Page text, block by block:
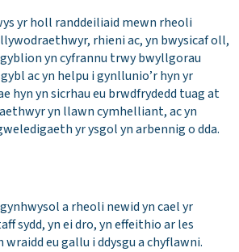
yr holl randdeiliaid mewn rheoli
rhieni ac, yn bwysicaf oll,
yn cyfrannu trwy bwyllgorau
ac yn helpu i gynllunio’r hyn yr
hyn yn sicrhau eu brwdfrydedd tuag at
yn llawn cymhelliant, ac yn
yr ysgol yn arbennig o dda.
a rheoli newid yn cael yr
sydd, yn ei dro, yn effeithio ar les
eu gallu i ddysgu a chyflawni.